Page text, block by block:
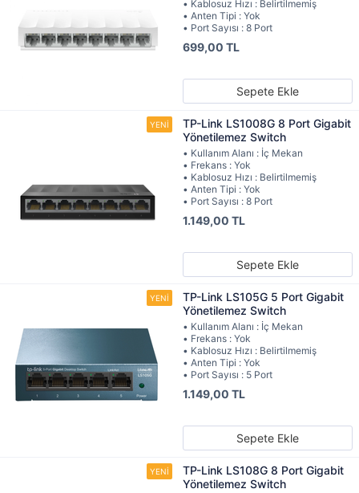
• Kablosuz Hızı : Belirtilmemiş
• Anten Tipi : Yok
• Port Sayısı : 8 Port
699,00 TL
Sepete Ekle
TP-Link LS1008G 8 Port Gigabit
Yönetilemez Switch
• Kullanım Alanı : İç Mekan
• Frekans : Yok
• Kablosuz Hızı : Belirtilmemiş
• Anten Tipi : Yok
• Port Sayısı : 8 Port
1.149,00 TL
Sepete Ekle
TP-Link LS105G 5 Port Gigabit
Yönetilemez Switch
• Kullanım Alanı : İç Mekan
• Frekans : Yok
• Kablosuz Hızı : Belirtilmemiş
• Anten Tipi : Yok
• Port Sayısı : 5 Port
1.149,00 TL
Sepete Ekle
TP-Link LS108G 8 Port Gigabit
Yönetilemez Switch